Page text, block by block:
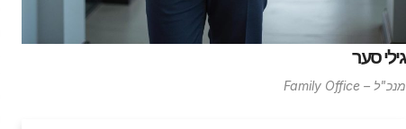
גילי סער
מנכ"ל – Family Office